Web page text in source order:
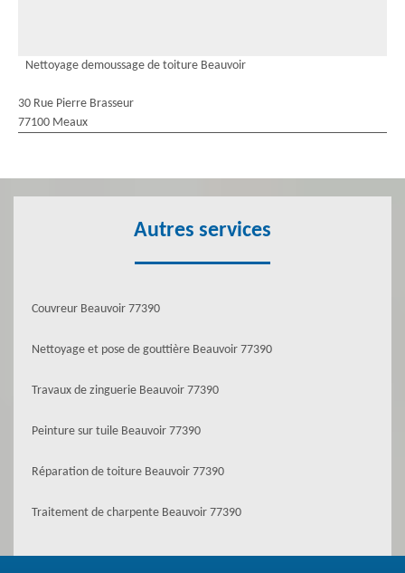
Nettoyage demoussage de toiture Beauvoir
30 Rue Pierre Brasseur
77100 Meaux
Autres services
Couvreur Beauvoir 77390
Nettoyage et pose de gouttière Beauvoir 77390
Travaux de zinguerie Beauvoir 77390
Peinture sur tuile Beauvoir 77390
Réparation de toiture Beauvoir 77390
Traitement de charpente Beauvoir 77390